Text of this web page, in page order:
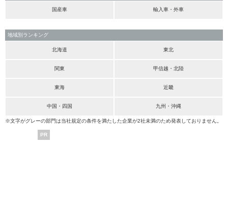
国産車 輸入車・外車
地域別ランキング
北海道 東北
関東 甲信越・北陸
東海 近畿
中国・四国 九州・沖縄
※文字がグレーの部門は当社規定の条件を満たした企業が2社未満のため発表しておりません。
PR